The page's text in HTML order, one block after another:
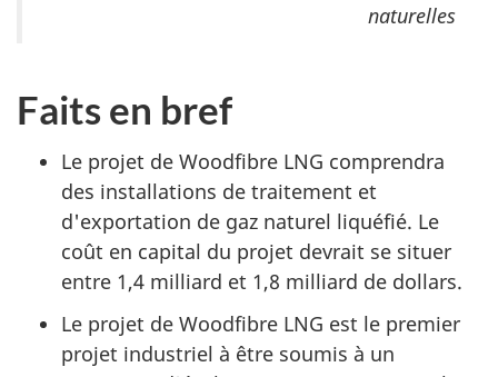
naturelles
Faits en bref
Le projet de Woodfibre LNG comprendra
des installations de traitement et
d'exportation de gaz naturel liquéfié. Le
coût en capital du projet devrait se situer
entre 1,4 milliard et 1,8 milliard de dollars.
Le projet de Woodfibre LNG est le premier
projet industriel à être soumis à un